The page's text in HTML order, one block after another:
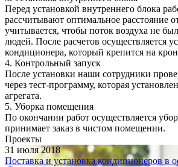
Перед установкой внутреннего блока
рассчитывают оптимальное расстояние
учитывается, чтобы поток воздуха не
людей. После расчетов осуществляется
кондиционера, который крепится на
4. Контрольный запуск
После установки наши сотрудники
через тест-программу, которая
агрегата.
5. Уборка помещения
По окончании работ осуществляется
принимает заказ в чистом помещении.
Проекты
31 июля 2018
Поставка и установка кондиционеров в